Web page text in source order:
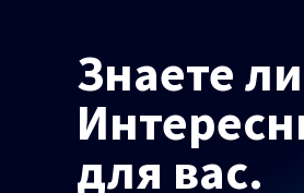
Знаете
для вас.